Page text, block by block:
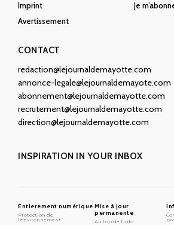
Imprint
Avertissement
Je
CONTACT
redaction@lejournaldemayotte.com
annonce-legale@lejournaldemayote.com
abonnement@lejournaldemayotte.com
recrutement@lejournaldemayotte.com
direction@lejournaldemayotte.com
INSPIRATION IN YOUR INBOX
Entierement numérique
Protection de
l'environnement
Mise à jour
permanente
Au top de l'info